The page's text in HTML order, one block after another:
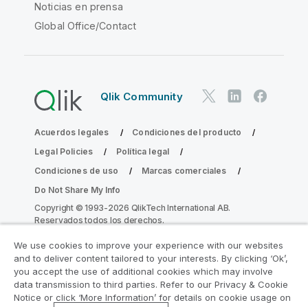
Noticias en prensa
Global Office/Contact
Qlik Community
Acuerdos legales
Condiciones del producto
Legal Policies
Política legal
Condiciones de uso
Marcas comerciales
Do Not Share My Info
Copyright © 1993-2026 QlikTech International AB.
Reservados todos los derechos.
Únase al Programa de modernización de
la analítica
We use cookies to improve your experience with our websites
and to deliver content tailored to your interests. By clicking ‘Ok’,
you accept the use of additional cookies which may involve
data transmission to third parties. Refer to our Privacy & Cookie
Notice or click ‘More Information’ for details on cookie usage on